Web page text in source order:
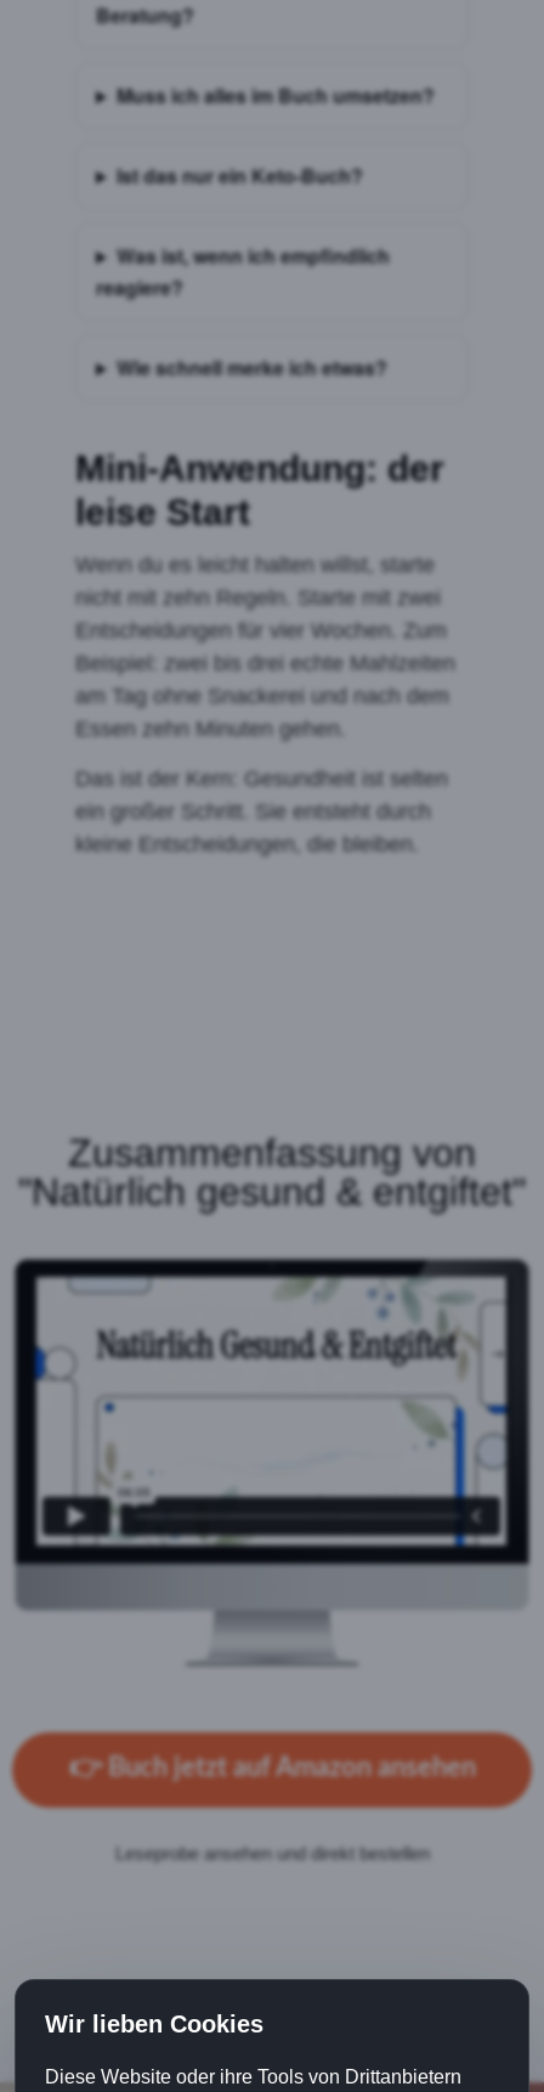
Beratung?
Muss ich alles im Buch umsetzen?
Ist das nur ein Keto-Buch?
Was ist, wenn ich empfindlich
reagiere?
Wie schnell merke ich etwas?
Mini-Anwendung: der
leise Start
Wenn du es leicht halten willst, starte
nicht mit zehn Regeln. Starte mit zwei
Entscheidungen für vier Wochen. Zum
Beispiel: zwei bis drei echte Mahlzeiten
am Tag ohne Snackerei und nach dem
Essen zehn Minuten gehen.
Das ist der Kern: Gesundheit ist selten
ein großer Schritt. Sie entsteht durch
kleine Entscheidungen, die bleiben.
Zusammenfassung von
"Natürlich gesund & entgiftet"
👉 Buch jetzt auf Amazon ansehen
Leseprobe ansehen und direkt bestellen
Wir lieben Cookies
Diese Website oder ihre Tools von Drittanbietern